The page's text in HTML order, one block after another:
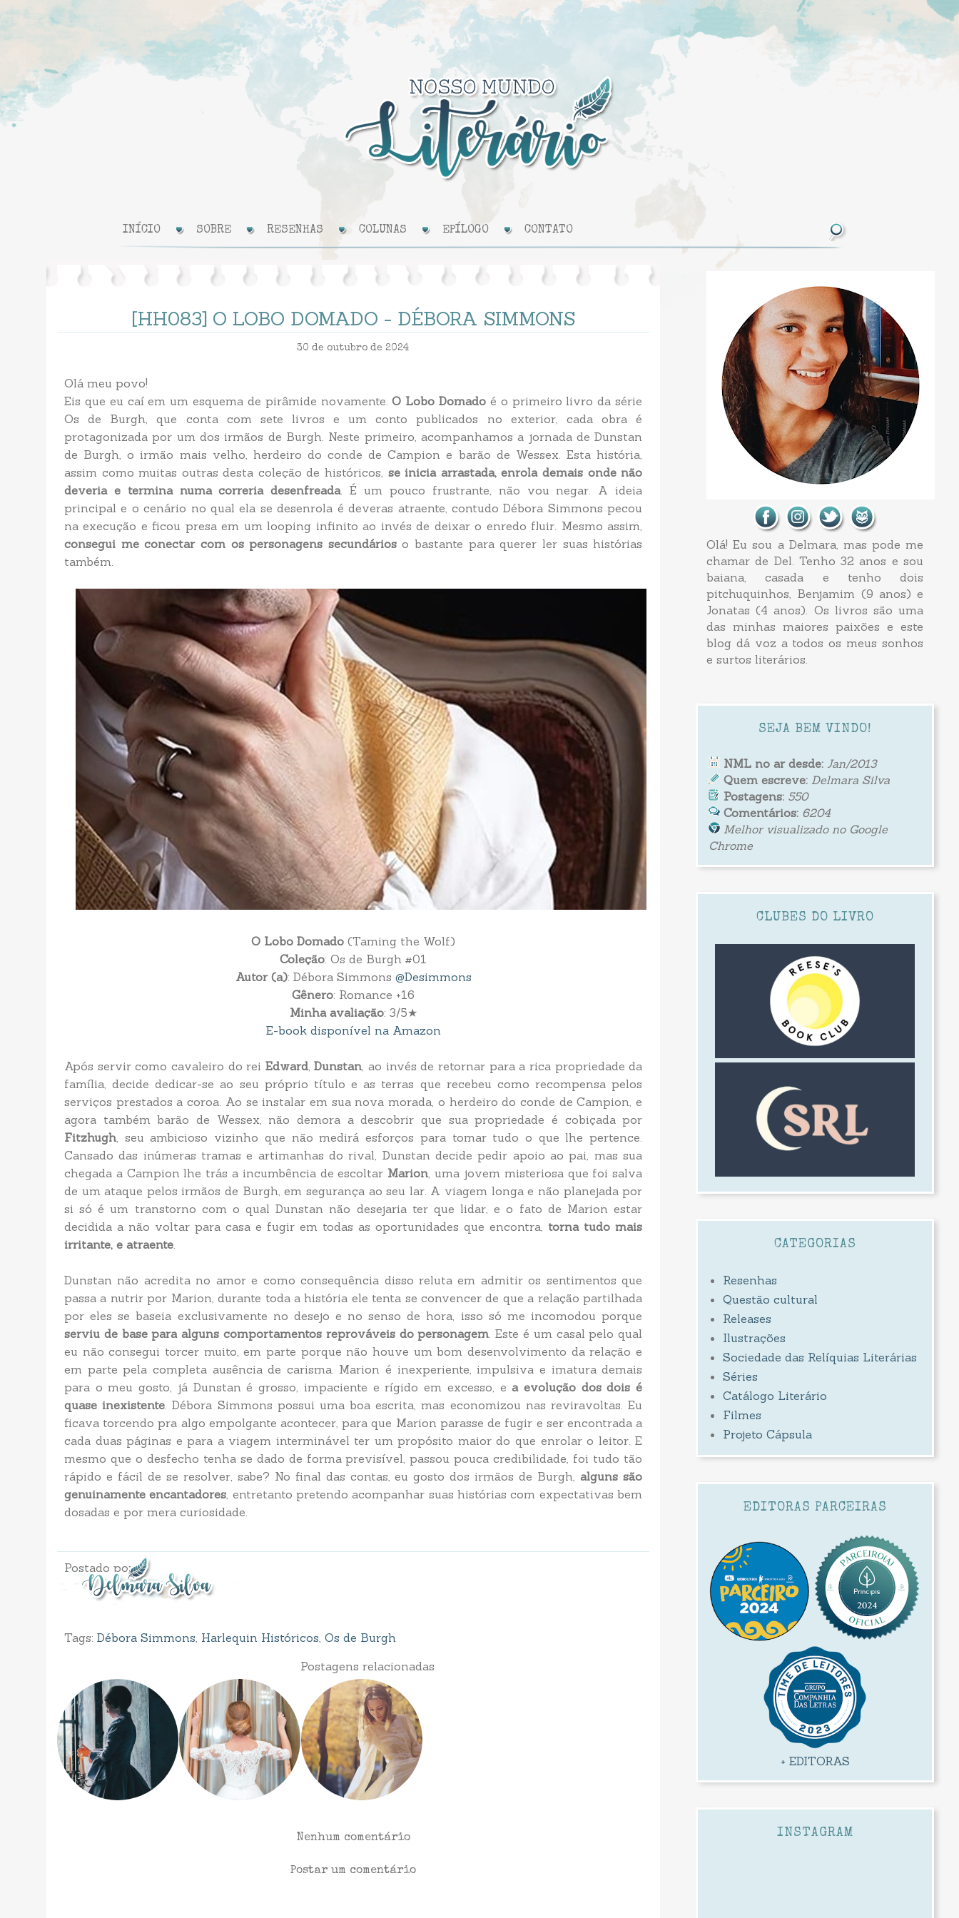
INÍCIO SOBRE RESENHAS COLUNAS EPÍLOGO CONTATO
[HH083] O LOBO DOMADO - DÉBORA SIMMONS
30 de outubro de 2024
Olá meu povo!
Eis que eu caí em um esquema de pirâmide novamente.O Lobo Domado é o primeiro livro da série
Os de Burgh, que conta com sete livros e um conto publicados no exterior, cada obra é
protagonizada por um dos irmãos de Burgh. Neste primeiro, acompanhamos a jornada de Dunstan
de Burgh, o irmão mais velho, herdeiro do conde de Campion e barão de Wessex. Esta história,
assim como muitas outras desta coleção de históricos, se inicia arrastada, enrola demais onde não
deveria e termina numa correria desenfreada. É um pouco frustrante, não vou negar. A ideia
principal e o cenário no qual ela se desenrola é deveras atraente, contudo Débora Simmons pecou
na execução e ficou presa em um looping infinito ao invés de deixar o enredo fluir. Mesmo assim,
consegui me conectar com os personagens secundárioso bastante para querer ler suas histórias
também.
O Lobo Domado (Taming the Wolf)
Coleção: Os de Burgh #01
Autor (a): Débora Simmons @Desimmons
Gênero: Romance +16
Minha avaliação: 3/5★
E-book disponível na Amazon
Após servir como cavaleiro do rei Edward,Dunstan, ao invés de retornar para a rica propriedade da
família, decide dedicar-se ao seu próprio título e as terras que recebeu como recompensa pelos
serviços prestados a coroa. Ao se instalar em sua nova morada, o herdeiro do conde de Campion, e
agora também barão de Wessex, não demora a descobrir que sua propriedade é cobiçada por
Fitzhugh, seu ambicioso vizinho que não medirá esforços para tomar tudo o que lhe pertence.
Cansado das inúmeras tramas e artimanhas do rival, Dunstan decide pedir apoio ao pai, mas sua
chegada a Campion lhe trás a incumbência de escoltar Marion, uma jovem misteriosa que foi salva
de um ataque pelos irmãos de Burgh, em segurança ao seu lar. A viagem longa e não planejada por
si só é um transtorno com o qual Dunstan não desejaria ter que lidar, e o fato de Marion estar
decidida a não voltar para casa e fugir em todas as oportunidades que encontra, torna tudo mais
irritante, e atraente.
Dunstan não acredita no amor e como consequência disso reluta em admitir os sentimentos que
passa a nutrir por Marion, durante toda a história ele tenta se convencer de que a relação partilhada
por eles se baseia exclusivamente no desejo e no senso de hora, isso só me incomodou porque
serviu de base para alguns comportamentos reprováveis do personagem. Este é um casal pelo qual
eu não consegui torcer muito, em parte porque não houve um bom desenvolvimento da relação e
em parte pela completa ausência de carisma. Marion é inexperiente, impulsiva e imatura demais
para o meu gosto, já Dunstan é grosso, impaciente e rígido em excesso, ea evolução dos dois é
quase inexistente. Débora Simmons possui uma boa escrita, mas economizou nas reviravoltas. Eu
ficava torcendo pra algo empolgante acontecer, para que Marion parasse de fugir e ser encontrada a
cada duas páginas e para a viagem interminável ter um propósito maior do que enrolar o leitor. E
mesmo que o desfecho tenha se dado de forma previsível, passou pouca credibilidade, foi tudo tão
rápido e fácil de se resolver, sabe? No final das contas, eu gosto dos irmãos de Burgh,alguns são
genuinamente encantadores, entretanto pretendo acompanhar suas histórias com expectativas bem
dosadas e por mera curiosidade.
Postado por
Tags: Débora Simmons, Harlequin Históricos, Os de Burgh
Postagens relacionadas
Nenhum comentário
Postar um comentário
Olá! Eu sou a Delmara, mas pode me
chamar de Del. Tenho 32 anos e sou
baiana, casada e tenho dois
pitchuquinhos, Benjamim (9 anos) e
Jonatas (4 anos). Os livros são uma
das minhas maiores paixões e este
blog dá voz a todos os meus sonhos
e surtos literários.
SEJA BEM VINDO!
NML no ar desde: Jan/2013
Quem escreve: Delmara Silva
Postagens: 550
Comentários: 6204
Melhor visualizado no Google
Chrome
CLUBES DO LIVRO
CATEGORIAS
Resenhas
Questão cultural
Releases
Ilustrações
Sociedade das Relíquias Literárias
Séries
Catálogo Literário
Filmes
Projeto Cápsula
EDITORAS PARCEIRAS
+ EDITORAS
INSTAGRAM